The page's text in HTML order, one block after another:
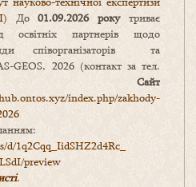
До01.09.2026 рокутриває
освітніх партнерів щодо
співорганізаторів та
GEOS, 2026 (контакт за тел.
Сайт
index.php/zakhody-
d/1q2Cqq_IidSHZ2d4Rc_
preview
.